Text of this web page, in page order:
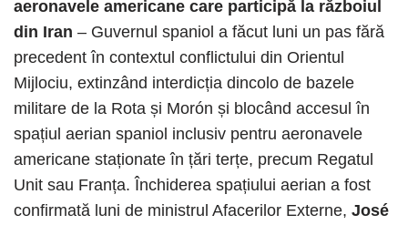
aeronavele americane care participă la războiul
din Iran – Guvernul spaniol a făcut luni un pas fără
precedent în contextul conflictului din Orientul
Mijlociu, extinzând interdicția dincolo de bazele
militare de la Rota și Morón și blocând accesul în
spațiul aerian spaniol inclusiv pentru aeronavele
americane staționate în țări terțe, precum Regatul
Unit sau Franța. Închiderea spațiului aerian a fost
confirmată luni de ministrul Afacerilor Externe, José